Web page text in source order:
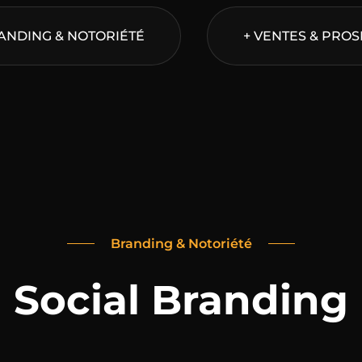
& NOTORIÉTÉ + VENTES &
Branding & Notoriété
Social Branding